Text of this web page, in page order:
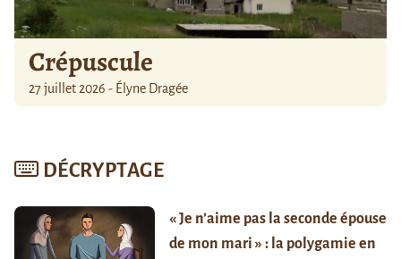
Crépuscule
27 juillet 2026 - Élyne Dragée
DÉCRYPTAGE
« Je n’aime pas la seconde épouse
de mon mari » : la polygamie en